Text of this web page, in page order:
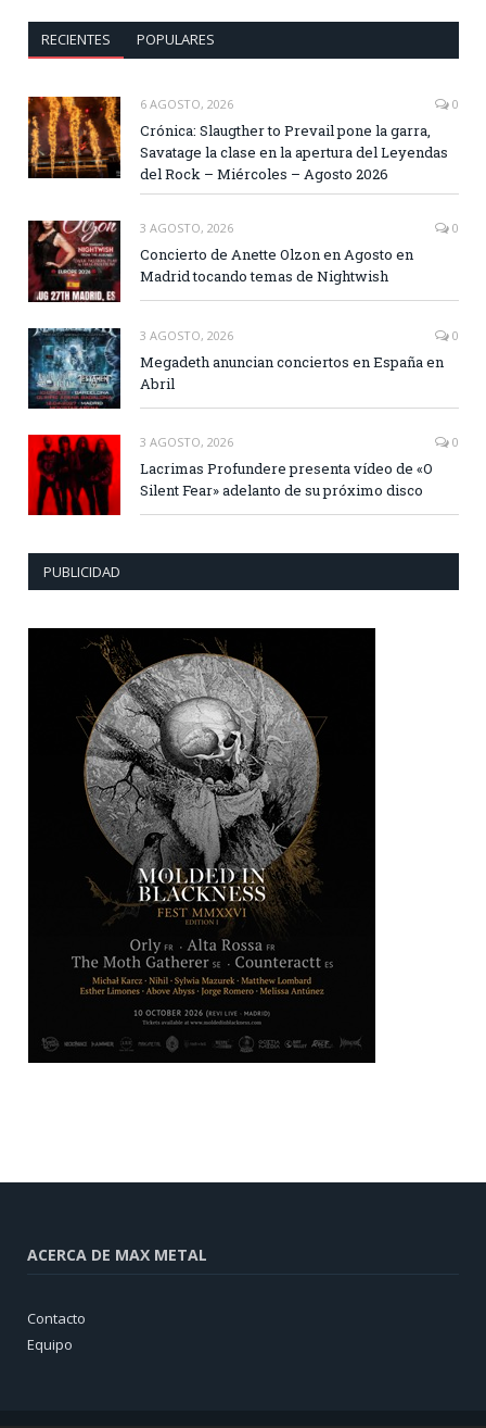
RECIENTES POPULARES
6 AGOSTO, 2026 0
Crónica: Slaugther to Prevail pone la garra,
Savatage la clase en la apertura del Leyendas
del Rock – Miércoles – Agosto 2026
3 AGOSTO, 2026 0
Concierto de Anette Olzon en Agosto en
Madrid tocando temas de Nightwish
3 AGOSTO, 2026 0
Megadeth anuncian conciertos en España en
Abril
3 AGOSTO, 2026 0
Lacrimas Profundere presenta vídeo de «O
Silent Fear» adelanto de su próximo disco
PUBLICIDAD
ACERCA DE MAX METAL
Contacto
Equipo